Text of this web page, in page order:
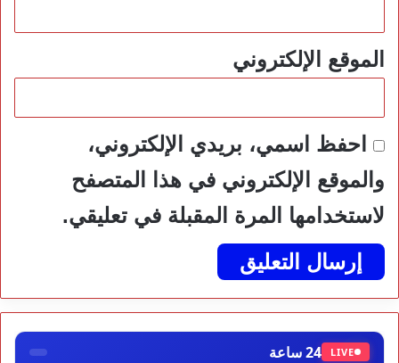
الموقع الإلكتروني
احفظ اسمي، بريدي الإلكتروني،
والموقع الإلكتروني في هذا المتصفح
لاستخدامها المرة المقبلة في تعليقي.
LIVE 24 ساعة